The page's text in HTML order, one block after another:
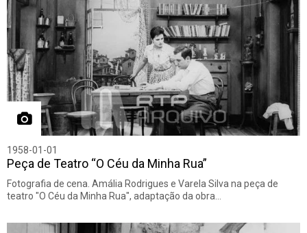
1958-01-01
Peça de Teatro “O Céu da Minha Rua”
Fotografia de cena. Amália Rodrigues e Varela Silva na peça de
teatro "O Céu da Minha Rua", adaptação da obra…